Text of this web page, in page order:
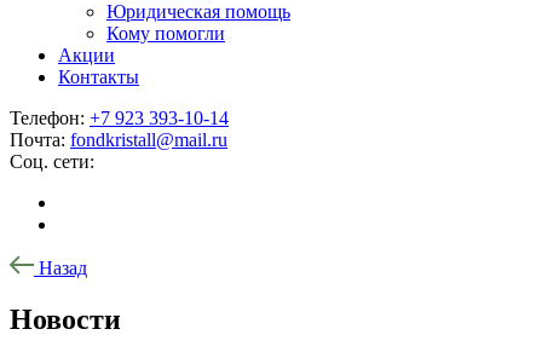
Юридическая помощь
Кому помогли
Акции
Контакты
Телефон: +7 923 393-10-14
Почта: fondkristall@mail.ru
Соц. сети:
Назад
Новости